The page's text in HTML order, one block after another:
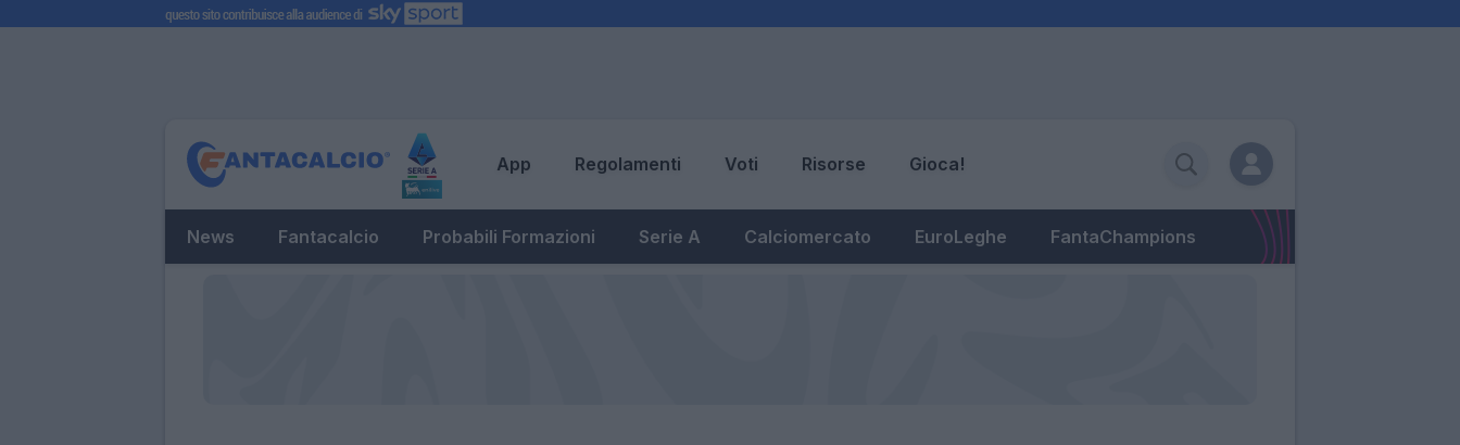
App Regolamenti Voti Risorse Gioca!
News Fantacalcio Probabili Formazioni Serie A Calciomercato EuroLeghe FantaChampions